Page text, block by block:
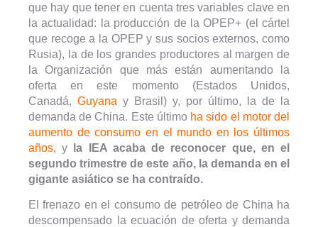
que hay que tener en cuenta tres variables clave en
la actualidad: la producción de la OPEP+ (el cártel
que recoge a la OPEP y sus socios externos, como
Rusia), la de los grandes productores al margen de
la Organización que más están aumentando la
oferta en este momento (Estados Unidos,
Canadá, Guyana y Brasil) y, por último, la de la
demanda de China. Este último ha sido el motor del
aumento de consumo en el mundo en los últimos
años, y
la IEA acaba de reconocer que, en el
segundo trimestre de este año, la demanda en el
gigante asiático se ha contraído.
El frenazo en el consumo de petróleo de China ha
descompensado la ecuación de oferta y demanda